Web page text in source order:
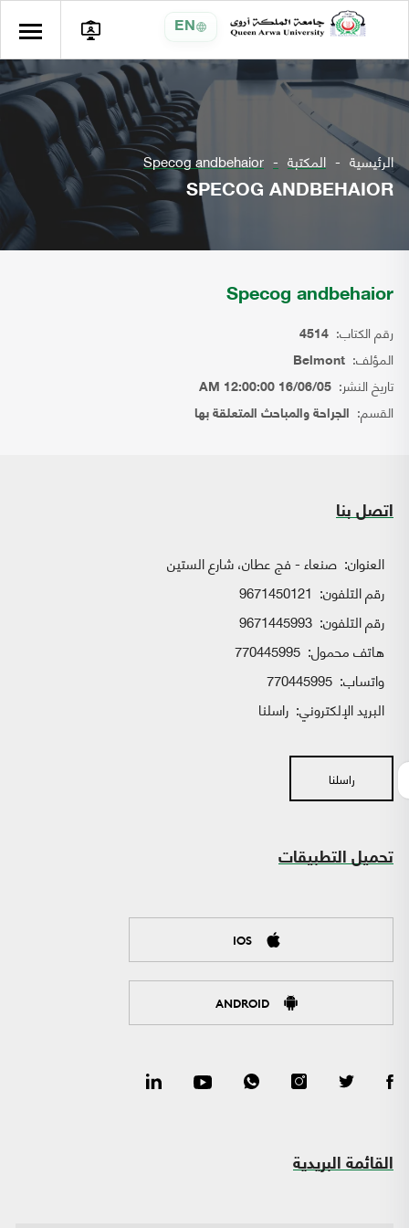
EN
الرئيسية المكتبة Specog andbehaior
SPECOG ANDBEHAIOR
Specog andbehaior
رقم الكتاب: 4514
المؤلف: Belmont
تاريخ النشر: 16/06/05 12:00:00 AM
القسم: الجراحة والمباحث المتعلقة بها
اتصل بنا
العنوان: صنعاء - فج عطان، شارع الستين
رقم التلفون: 9671450121
رقم التلفون: 9671445993
هاتف محمول: 770445995
واتساب:
البريد الإلكتروني: راسلنا
راسلنا
تحميل التطبيقات
IOS
ANDROID
القائمة البريدية